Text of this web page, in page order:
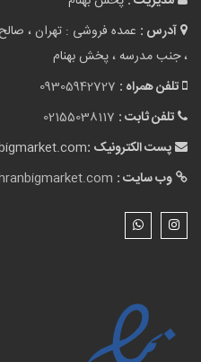
آدرس : عمده فروشی : تهران ، صالح
، جنب مدرسه ، پخش بهنام
تلفن همراه : 09305942727
تلفن ثابت : 02155038117
پست الکترونیک :
وب سایت :